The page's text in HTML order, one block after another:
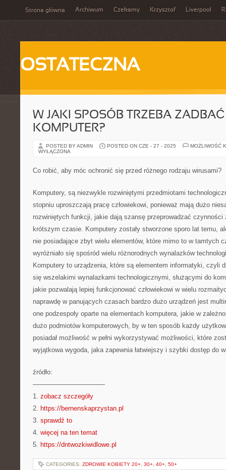
Strona główna Archiwum Czekamy Krzysztof Liverpool
OSTATECZNA
W JAKI SPOSÓB TRZEBA
KOMPUTER?
POSTED BY ADMIN POSTED ON CZE - 27 - 2025
MOŻLIWOŚĆ
WYŁĄCZONA
Co robić, aby móc ochronić się przed różnego rodzaju wirusami?
Komputery, są niezwykle rozwiniętymi przedmiotami
stopniu uproszczają pracę człowiekowi, ponieważ mają dużo
rozwiniętych funkcji, jakie dają szansę przeprowadzać czynności
krótszym czasie. Komputery zostały stworzone sporo lat temu,
nie posiadające zbyt wielu elementów, które mimo to w tamtych
wyróżniało się spośród wielu różnorodnych wynalazków
Komputery to urządzenia, które są elementem informatyki, czyli
się wszelakimi wynalazkami technologicznymi, służącymi do
jakie pozwalają lepiej funkcjonować człowiekowi w wielu
naprawdę w panujących czasach bardzo dużo urządzeń jest
one podzespoły oparte na elementach komputera, jakie w
dużo podmiotów komputerowych, by w ten sposób każdy
posiadał możliwość w pełni wykorzystywać możliwości, które
wyjątkowa wygoda, jaka zapewnia łatwiejszy i szybki dostęp do
źródło:
———————————
1. zobacz szczegóły
2. https://bernenskaprzystan.pl
3. sprawdź to
4. więcej na ten temat
5. https://dntwozkiwidlowe.pl
CATEGORIES: ZDROWIE KOBIETY 20+, 30+, 40+, 50+